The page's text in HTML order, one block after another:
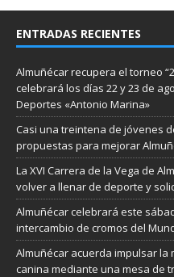
ENTRADAS RECIENTES
Almuñécar recupera el torneo
celebrará los días 22 y 23 de
Deportes «Antonio Marina»
Casi una treintena de jóvenes
propuestas para mejorar
La XVI Carrera de la Vega de
volver a llenar de deporte y
Almuñécar celebrará este
intercambio de cromos del
Almuñécar acuerda impulsar la
canina mediante una mesa de